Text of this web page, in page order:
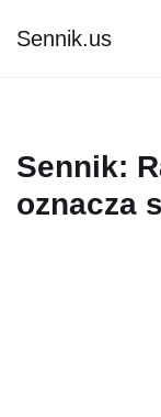
Sennik.us
Sennik:
oznacza